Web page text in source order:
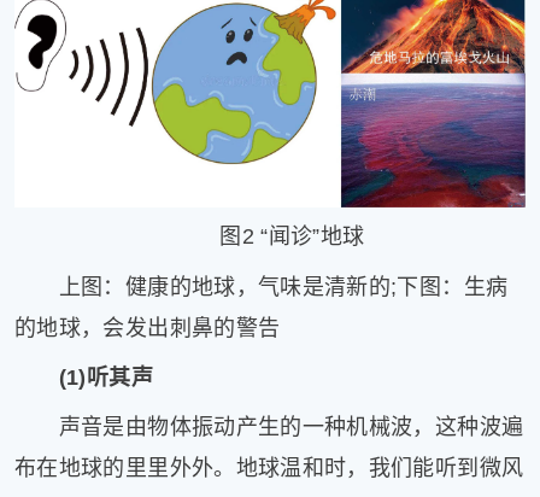
图2 “闻诊”地球
上图：健康的地球，气味是清新的;下图：生病
的地球，会发出刺鼻的警告
(1)听其声
声音是由物体振动产生的一种机械波，这种波遍
布在地球的里里外外。地球温和时，我们能听到微风